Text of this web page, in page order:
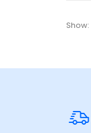
Show: